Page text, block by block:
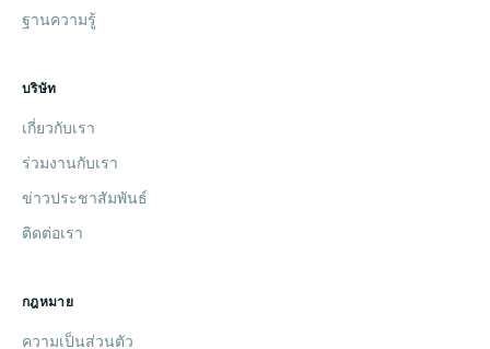
ฐานความรู้
บริษัท
เกี่ยวกับเรา
ร่วมงานกับเรา
ข่าวประชาสัมพันธ์
ติดต่อเรา
กฎหมาย
ความเป็นส่วนตัว